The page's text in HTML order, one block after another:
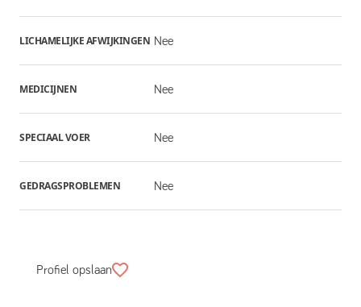
LICHAMELIJKE AFWIJKINGEN Nee
MEDICIJNEN Nee
SPECIAAL VOER Nee
GEDRAGSPROBLEMEN Nee
Profiel opslaan